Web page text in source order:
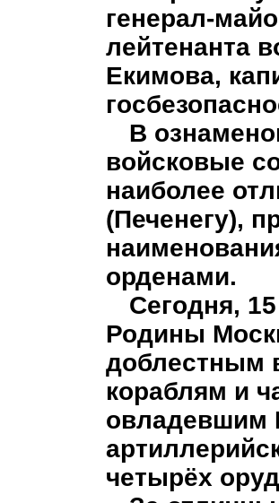
генерал-
лейтенанта
Екимова,
В
войсковые
наиболее
(Печенегу),
орденами.
Сегодня,
Родины
доблестным
кораблям и
овладевшим
четырёх